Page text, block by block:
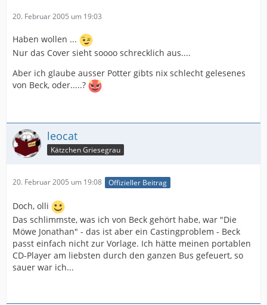
20. Februar 2005 um 19:03
Haben wollen ...
Nur das Cover sieht soooo schrecklich aus....
Aber ich glaube ausser Potter gibts nix schlecht gelesenes
von Beck, oder.....?
leocat
Kätzchen Griesegrau
20. Februar 2005 um 19:08 Offizieller Beitrag
Doch, olli
Das schlimmste, was ich von Beck gehört habe, war "Die
Möwe Jonathan" - das ist aber ein Castingproblem - Beck
passt einfach nicht zur Vorlage. Ich hätte meinen portablen
CD-Player am liebsten durch den ganzen Bus gefeuert, so
sauer war ich...